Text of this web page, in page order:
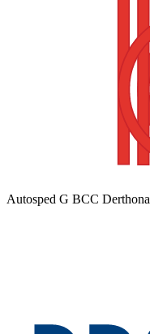
Autosped G BCC Derthona